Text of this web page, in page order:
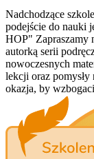
Nadchodzące
podejście do nauki
HOP" Zapraszamy
autorką serii
nowoczesnych
lekcji oraz
okazja, by